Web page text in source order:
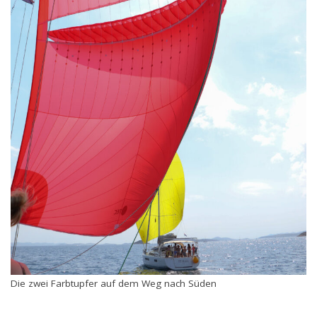
Die zwei Farbtupfer auf dem Weg nach Süden